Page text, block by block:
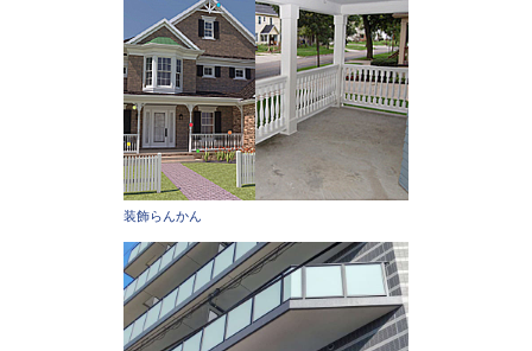
装飾らんかん